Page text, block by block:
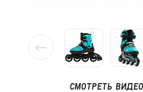
СМОТРЕТЬ